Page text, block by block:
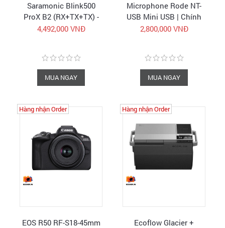
Saramonic Blink500
ProX B2 (RX+TX+TX) -
Micro không dây - Hàng
4,492,000 VNĐ
MUA NGAY
Microphone Rode NT-
USB Mini USB | Chính
hãng
2,800,000 VNĐ
MUA NGAY
EOS R50 RF-S18-45mm
Hàng nhận Order
Ecoflow Glacier +
Hàng nhận Order